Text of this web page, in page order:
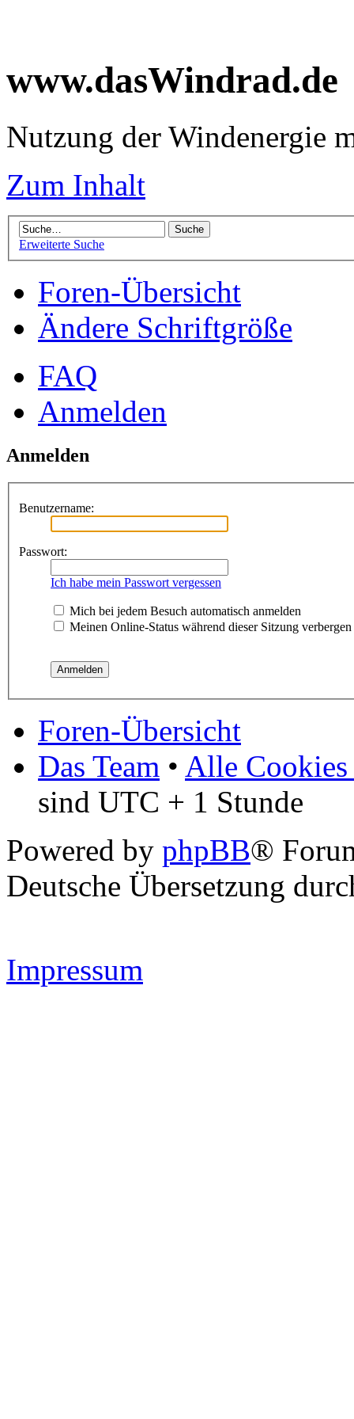
www.dasWindrad.de
Nutzung der Windenergie
Zum Inhalt
Erweiterte Suche
Foren-Übersicht
Ändere Schriftgröße
FAQ
Anmelden
Anmelden
Benutzername:
Passwort:
Ich habe mein Passwort vergessen
Mich bei jedem Besuch automatisch anmelden
Meinen Online-Status während dieser Sitzung verbergen
Foren-Übersicht
Das Team • Alle Cookies
sind UTC + 1 Stunde
Powered by phpBB®
Deutsche Übersetzung
Impressum